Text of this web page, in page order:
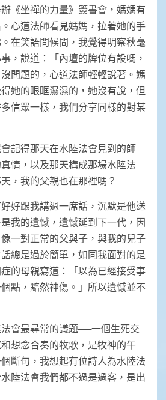
《坐禪的力量》簽書會，媽媽有
心道法師看見媽媽，拉著她的手
在笑語問候間，我覺得明察秋毫
，說道：「內壇的牌位有設嗎，
問題的，心道法師輕輕說著。媽
她的眼眶濕濕的，她沒有說，但
信眾一樣，我們分享同樣的對某
記得那天在水陸法會見到的師
情，以及那天構成那場水陸法
，我的父親也在那裡嗎？
好跟我講過一席話，沉默是他送
我的遺憾，遺憾延到下一代，因
一對正常的父與子，與我的兒子
總是過於簡單，如同我面對的是
的母親寫道：「以為已經接受事
點，黯然神傷。」所以遺憾並不
會最尋常的議題──一個生死交
想念合奏的牧歌，是牧神的午
斷句，我想起有位詩人為水陸法
陸法會我們都不過是過客，是出